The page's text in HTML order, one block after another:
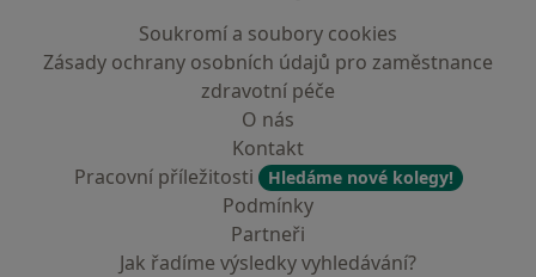
Soukromí a soubory cookies
Zásady ochrany osobních údajů pro zaměstnance
zdravotní péče
O nás
Kontakt
Pracovní příležitosti
Hledáme nové kolegy!
Podmínky
Partneři
Jak řadíme výsledky vyhledávání?